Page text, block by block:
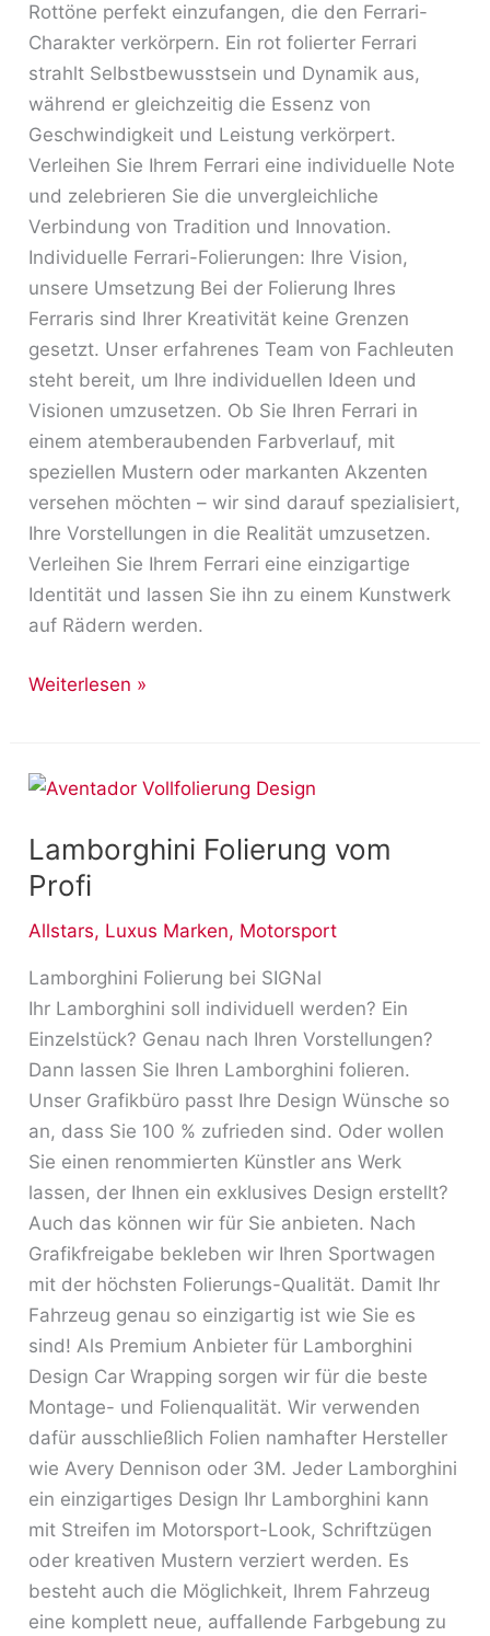
Rottöne perfekt einzufangen, die den Ferrari-
Charakter verkörpern. Ein rot folierter Ferrari
strahlt Selbstbewusstsein und Dynamik aus,
während er gleichzeitig die Essenz von
Geschwindigkeit und Leistung verkörpert.
Verleihen Sie Ihrem Ferrari eine individuelle Note
und zelebrieren Sie die unvergleichliche
Verbindung von Tradition und Innovation.
Individuelle Ferrari-Folierungen: Ihre Vision,
unsere Umsetzung Bei der Folierung Ihres
Ferraris sind Ihrer Kreativität keine Grenzen
gesetzt. Unser erfahrenes Team von Fachleuten
steht bereit, um Ihre individuellen Ideen und
Visionen umzusetzen. Ob Sie Ihren Ferrari in
einem atemberaubenden Farbverlauf, mit
speziellen Mustern oder markanten Akzenten
versehen möchten – wir sind darauf spezialisiert,
Ihre Vorstellungen in die Realität umzusetzen.
Verleihen Sie Ihrem Ferrari eine einzigartige
Identität und lassen Sie ihn zu einem Kunstwerk
auf Rädern werden.
Weiterlesen »
Lamborghini Folierung vom
Profi
Allstars, Luxus Marken, Motorsport
Lamborghini Folierung bei SIGNal
Ihr Lamborghini soll individuell werden? Ein
Einzelstück? Genau nach Ihren Vorstellungen?
Dann lassen Sie Ihren Lamborghini folieren.
Unser Grafikbüro passt Ihre Design Wünsche so
an, dass Sie 100 % zufrieden sind. Oder wollen
Sie einen renommierten Künstler ans Werk
lassen, der Ihnen ein exklusives Design erstellt?
Auch das können wir für Sie anbieten. Nach
Grafikfreigabe bekleben wir Ihren Sportwagen
mit der höchsten Folierungs-Qualität. Damit Ihr
Fahrzeug genau so einzigartig ist wie Sie es
sind! Als Premium Anbieter für Lamborghini
Design Car Wrapping sorgen wir für die beste
Montage- und Folienqualität. Wir verwenden
dafür ausschließlich Folien namhafter Hersteller
wie Avery Dennison oder 3M. Jeder Lamborghini
ein einzigartiges Design Ihr Lamborghini kann
mit Streifen im Motorsport-Look, Schriftzügen
oder kreativen Mustern verziert werden. Es
besteht auch die Möglichkeit, Ihrem Fahrzeug
eine komplett neue, auffallende Farbgebung zu
Lamborghini
vom
Profi